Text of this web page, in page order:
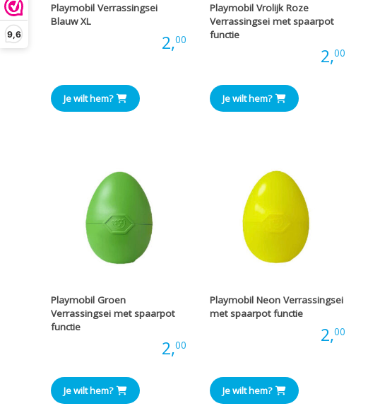
9,6
Playmobil Verrassingsei
Blauw XL
2,00
Je wilt hem?
Playmobil Vrolijk Roze
Verrassingsei met spaarpot
functie
2,00
Je wilt hem?
Playmobil Groen
Verrassingsei met spaarpot
functie
2,00
Je wilt hem?
Playmobil Neon Verrassingsei
met spaarpot functie
2,00
Je wilt hem?